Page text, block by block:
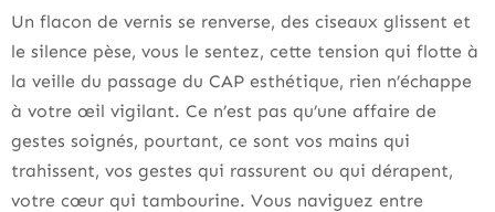
Un flacon de vernis se renverse, des ciseaux glissent et
le silence pèse, vous le sentez, cette tension qui flotte à
la veille du passage du CAP esthétique, rien n’échappe
à votre œil vigilant. Ce n’est pas qu’une affaire de
gestes soignés, pourtant, ce sont vos mains qui
trahissent, vos gestes qui rassurent ou qui dérapent,
votre cœur qui tambourine. Vous naviguez entre